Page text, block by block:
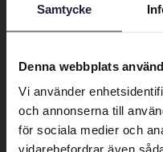
Samtycke
Denna webbplats
Vi använder
och annonserna till
för sociala medier och
vidarebefordrar även
AWD
2022
3 070 mil
Kvalificerad för
Med finansiering
Preferred
We have
Swedish. To
abroad we have
site